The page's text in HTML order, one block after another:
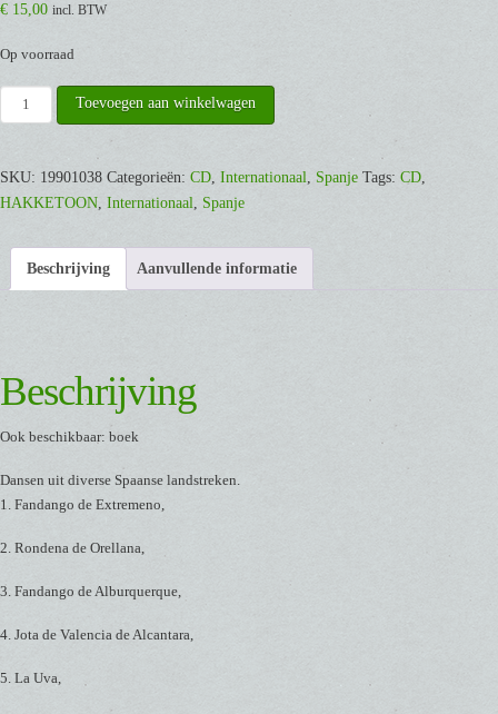
€ 15,00 incl. BTW
Op voorraad
Fiesta
[CD]
Toevoegen aan winkelwagen
SKU: 19901038 Categorieën: CD, Internationaal, Spanje Tags: CD,
HAKKETOON, Internationaal, Spanje
Beschrijving Aanvullende informatie
Beschrijving
Ook beschikbaar: boek
Dansen uit diverse Spaanse landstreken.
1. Fandango de Extremeno,
2. Rondena de Orellana,
3. Fandango de Alburquerque,
4. Jota de Valencia de Alcantara,
5. La Uva,